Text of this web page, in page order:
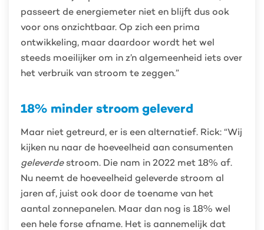
passeert de energiemeter niet en blijft dus ook
voor ons onzichtbaar. Op zich een prima
ontwikkeling, maar daardoor wordt het wel
steeds moeilijker om in z’n algemeenheid iets over
het verbruik van stroom te zeggen.”
18% minder stroom geleverd
Maar niet getreurd, er is een alternatief. Rick: “Wij
kijken nu naar de hoeveelheid aan consumenten
geleverdestroom. Die nam in 2022 met 18% af.
Nu neemt de hoeveelheid geleverde stroom al
jaren af, juist ook door de toename van het
aantal zonnepanelen. Maar dan nog is 18% wel
een hele forse afname. Het is aannemelijk dat